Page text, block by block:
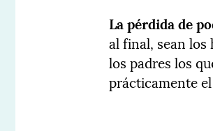
La pérdida de
al final, sean
los padres los
prácticamente